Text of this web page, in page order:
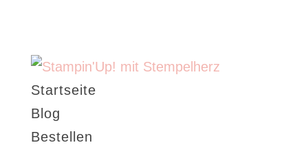
Startseite
Blog
Bestellen